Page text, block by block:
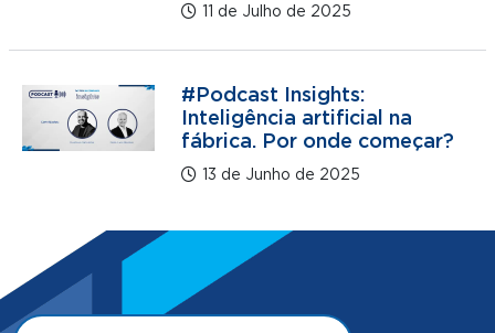
11 de Julho de 2025
#Podcast Insights:
Inteligência artificial na
fábrica. Por onde começar?
13 de Junho de 2025